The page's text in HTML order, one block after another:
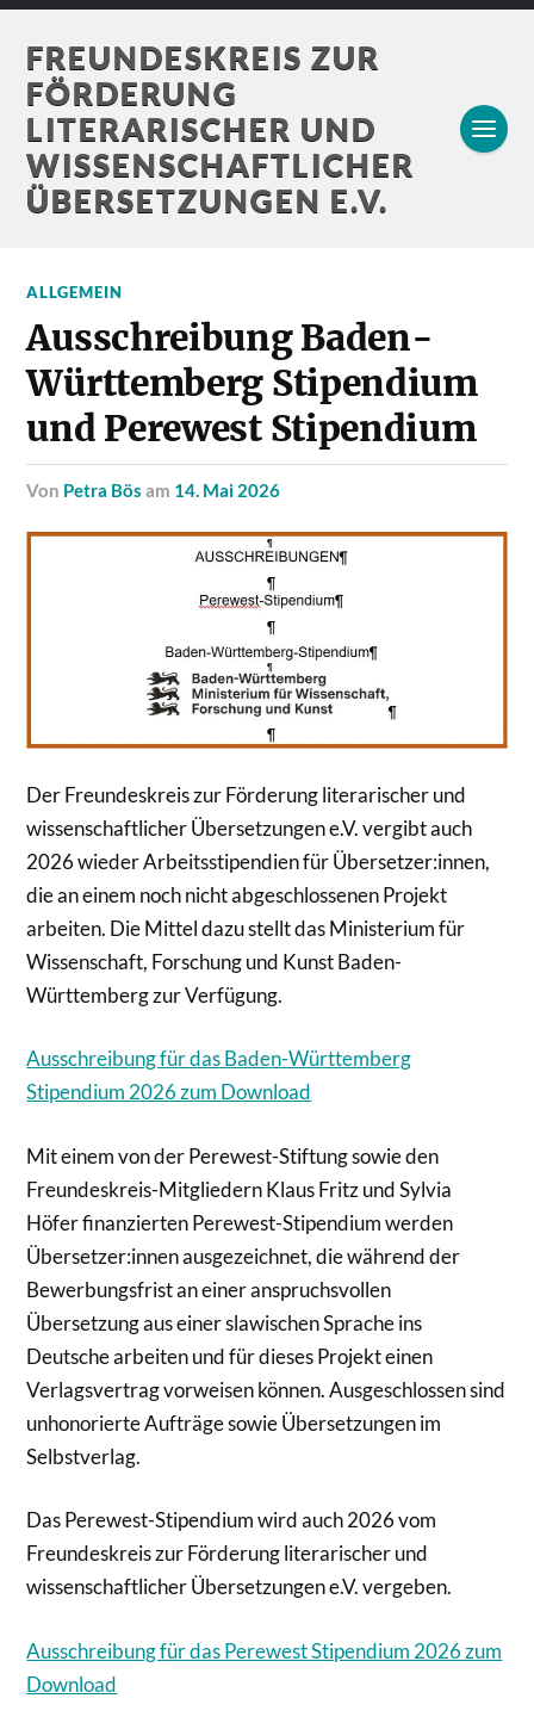
FREUNDESKREIS ZUR
FÖRDERUNG
LITERARISCHER UND
WISSENSCHAFTLICHER
ÜBERSETZUNGEN E.V.
ALLGEMEIN
Ausschreibung Baden-
Württemberg Stipendium
und Perewest Stipendium
von Petra Bös am 14. Mai 2026
Der Freundeskreis zur Förderung literarischer und
wissenschaftlicher Übersetzungen e.V. vergibt auch
2026 wieder Arbeitsstipendien für Übersetzer:innen,
die an einem noch nicht abgeschlossenen Projekt
arbeiten. Die Mittel dazu stellt das Ministerium für
Wissenschaft, Forschung und Kunst Baden-
Württemberg zur Verfügung.
Ausschreibung für das Baden-Württemberg
Stipendium 2026 zum Download
Mit einem von der Perewest-Stiftung sowie den
Freundeskreis-Mitgliedern Klaus Fritz und Sylvia
Höfer finanzierten Perewest-Stipendium werden
Übersetzer:innen ausge­zeichnet, die während der
Bewerbungsfrist an einer anspruchsvollen
Übersetzung aus einer slawischen Sprache ins
Deutsche arbeiten und für dieses Projekt einen
Verlags­vertrag vorweisen können. Ausgeschlossen sind
unhonorierte Aufträge sowie Übersetzungen im
Selbstverlag.
Das Perewest-Stipendium wird auch 2026 vom
Freundeskreis zur Förderung literarischer und
wissenschaftlicher Übersetzungen e.V. vergeben.
Ausschreibung für das Perewest Stipendium 2026 zum
Download